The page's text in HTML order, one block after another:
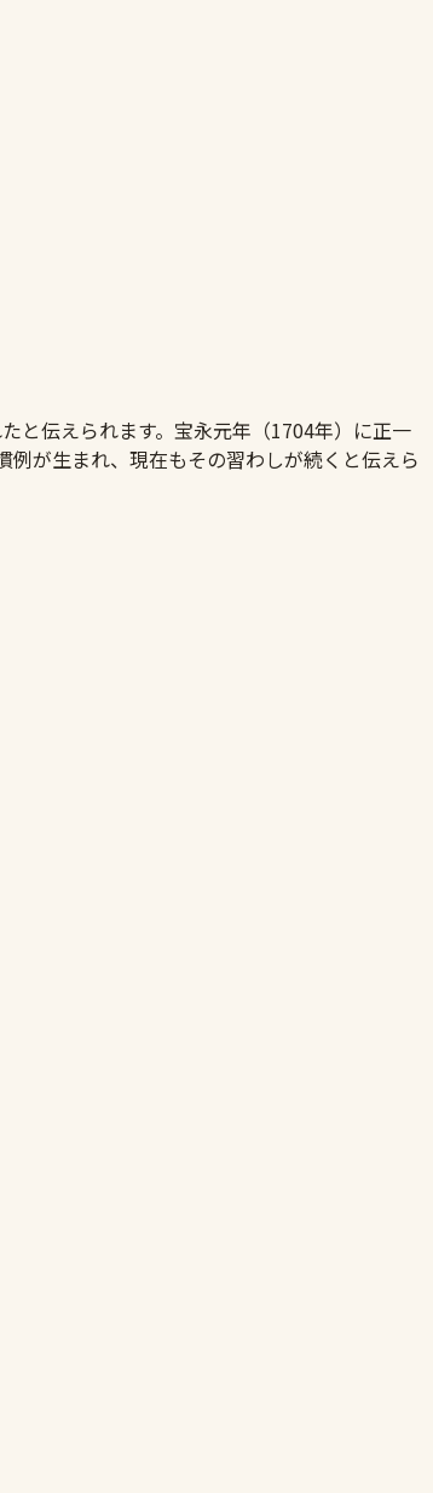
と伝えられます。宝永元年（1704年）に正一
が生まれ、現在もその習わしが続くと伝えら